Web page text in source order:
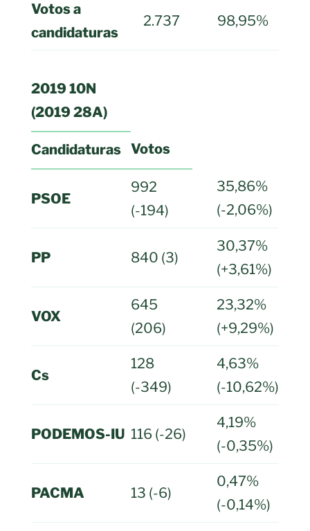
Votos a
candidaturas
2.737 98,95%
2019 10N
(2019 28A)
Candidaturas Votos
PSOE
992
(-194)
35,86%
(-2,06%)
PP 840 (3)
30,37%
(+3,61%)
VOX
645
(206)
23,32%
(+9,29%)
Cs
128
(-349)
4,63%
(-10,62%)
PODEMOS-IU 116 (-26)
4,19%
(-0,35%)
PACMA 13 (-6)
0,47%
(-0,14%)